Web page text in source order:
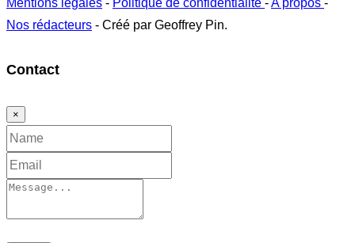
Nos rédacteurs - Créé par Geoffrey Pin.
Contact
×